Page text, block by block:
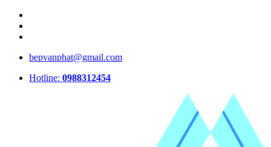
bepvanphat@gmail.com
Hotline: 0988312454